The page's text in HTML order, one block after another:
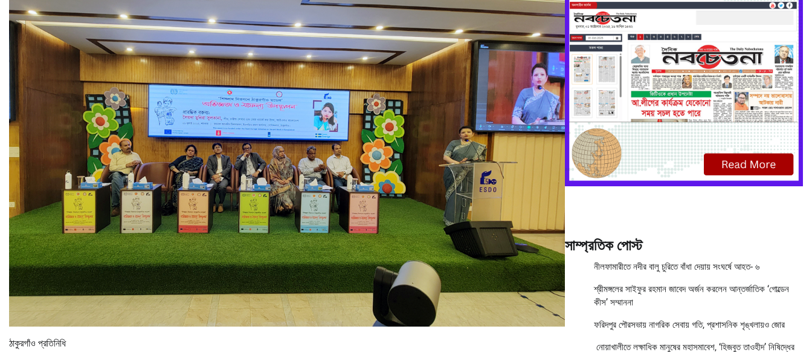
ঠাকুরগাঁও প্রতিনিধি
সাম্প্রতিক পোস্ট
নীলফামারীতে নদীর বালু চুরিতে বাঁধা দেয়ায় সংঘর্ষে আহত- ৬
শ্রীমঙ্গলের সাইফুর রহমান জাবেদ অর্জন করলেন আন্তর্জাতিক ‘গোল্ডেন
কীস’ সম্মাননা
ফরিদপুর পৌরসভায় নাগরিক সেবায় গতি, প্রশাসনিক শৃঙ্খলায়ও জোর
নোয়াখালীতে লক্ষাধিক মানুষের মহাসমাবেশ, ‘হিজবুত তাওহীদ’ নিষিদ্ধের